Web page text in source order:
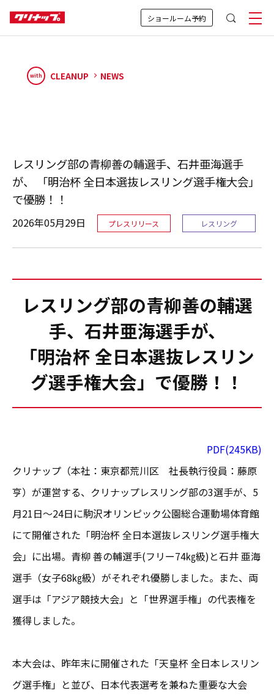
ショールーム予約
with CLEANUP NEWS
レスリング部の青柳善の輔選手、石井亜海選手
が、 「明治杯 全日本選抜レスリング選手権大会」
で優勝！！
2026年05月29日 プレスリリース レスリング
レスリング部の青柳善の輔選
手、石井亜海選手が、
「明治杯 全日本選抜レスリン
グ選手権大会」で優勝！！
PDF(245KB)
クリナップ（本社：東京都荒川区 社長執行役員：藤原
亨）が運営する、クリナップレスリング部の3選手が、5
月21日～24日に駒沢オリンピック公園総合運動場体育館
にて開催された「明治杯 全日本選抜レスリング選手権大
会」に出場。青柳 善の輔選手(フリー74㎏級)と石井 亜海
選手（女子68㎏級）がそれぞれ優勝しました。また、両
選手は「アジア競技大会」と「世界選手権」の代表権を
獲得しました。
本大会は、昨年末に開催された「天皇杯 全日本レスリン
グ選手権」と並び、日本代表選考を兼ねた重要な大会